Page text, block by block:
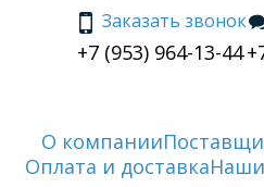
Заказать звонок
+7 (953) 964-13-44
О компании
Оплата и доставка